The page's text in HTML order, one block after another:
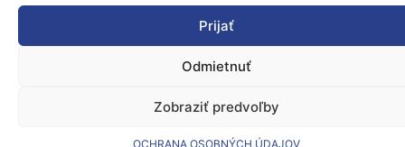
Prijať
Odmietnuť
Zobraziť predvoľby
OCHRANA OSOBNÝCH ÚDAJOV